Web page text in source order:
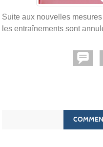
Suite aux nouvelles
les entraînements sont